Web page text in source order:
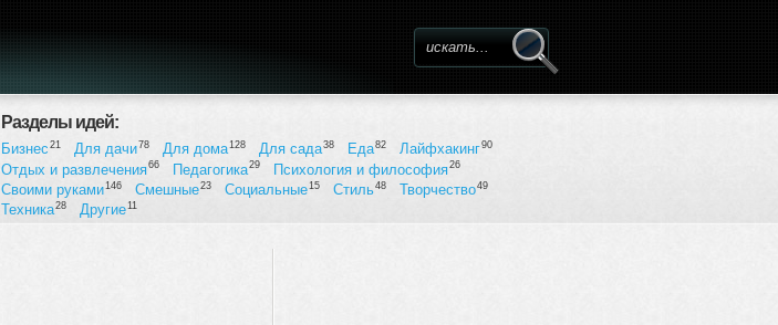
Форма поиска
Разделы идей:
Бизнес 21 Для дачи78 Для дома128 Для сада38 Еда82 Лайфхакинг90
Отдых и развлечения66 Педагогика29 Психология и философия26
Своими руками146 Смешные23 Социальные 15 Стиль48 Творчество49
Техника28 Другие 11